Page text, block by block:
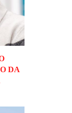
DA